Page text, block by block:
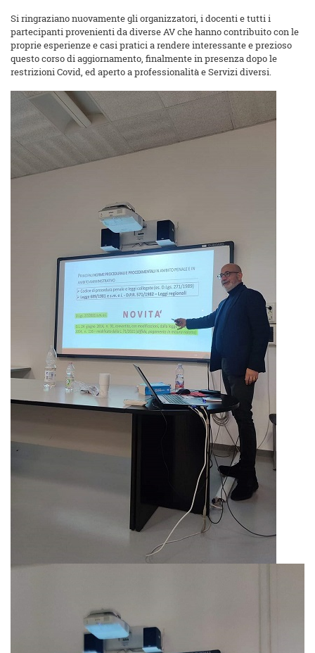
Si ringraziano nuovamente gli organizzatori, i docenti e tutti i
partecipanti provenienti da diverse AV che hanno contribuito con le
proprie esperienze e casi pratici a rendere interessante e prezioso
questo corso di aggiornamento, finalmente in presenza dopo le
restrizioni Covid, ed aperto a professionalità e Servizi diversi.